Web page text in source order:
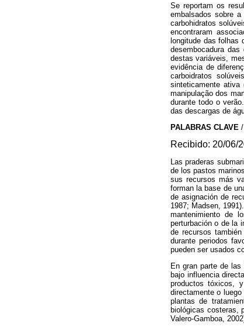
Se reportam os
embalsados sobre
carbohidratos
encontraram
longitude das folhas
desembocadura
destas variáveis,
evidência de
carboidratos
sinteticamente
manipulação dos
durante todo o
das descargas de
PALABRAS CLAVE
Recibido: 20/06/
Las praderas
de los pastos
sus recursos más
forman la base de
de asignación de
1987; Madsen,
mantenimiento de
perturbación o de la
de recursos
durante periodos
pueden ser usados
En gran parte de
bajo influencia
productos tóxicos,
directamente o
plantas de
biológicas costeras,
Valero-Gamboa,